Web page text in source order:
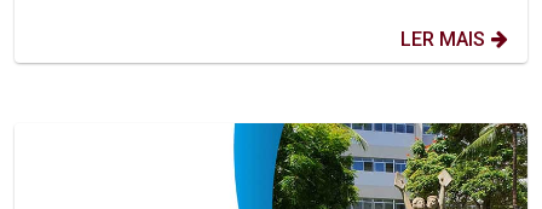
LER MAIS